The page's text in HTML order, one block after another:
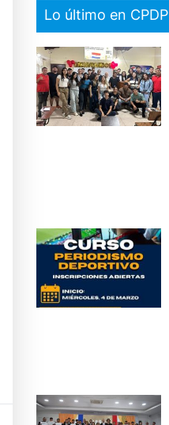
Lo último en CPDP